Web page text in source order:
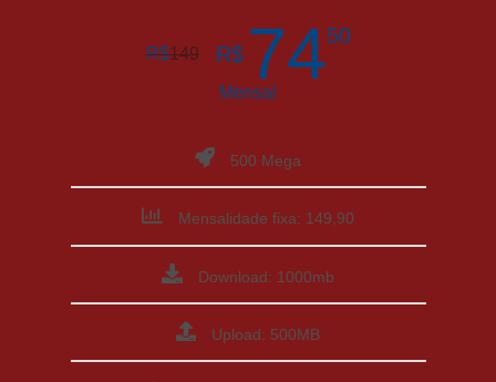
R$149 R$ 7450
Mensal
500 Mega
Mensalidade fixa: 149,90
Download: 1000mb
Upload: 500MB